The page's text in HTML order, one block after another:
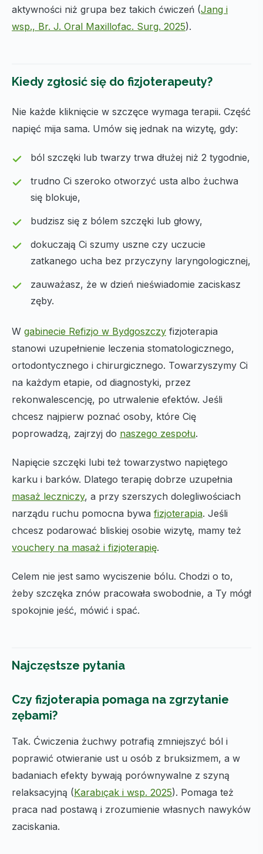
aktywności niż grupa bez takich ćwiczeń (Jang i
wsp., Br. J. Oral Maxillofac. Surg. 2025).
Kiedy zgłosić się do fizjoterapeuty?
Nie każde kliknięcie w szczęce wymaga terapii. Część
napięć mija sama. Umów się jednak na wizytę, gdy:
ból szczęki lub twarzy trwa dłużej niż 2 tygodnie,
trudno Ci szeroko otworzyć usta albo żuchwa
się blokuje,
budzisz się z bólem szczęki lub głowy,
dokuczają Ci szumy uszne czy uczucie
zatkanego ucha bez przyczyny laryngologicznej,
zauważasz, że w dzień nieświadomie zaciskasz
zęby.
W gabinecie Refizjo w Bydgoszczy fizjoterapia
stanowi uzupełnienie leczenia stomatologicznego,
ortodontycznego i chirurgicznego. Towarzyszymy Ci
na każdym etapie, od diagnostyki, przez
rekonwalescencję, po utrwalenie efektów. Jeśli
chcesz najpierw poznać osoby, które Cię
poprowadzą, zajrzyj do naszego zespołu.
Napięcie szczęki lubi też towarzystwo napiętego
karku i barków. Dlatego terapię dobrze uzupełnia
masaż leczniczy, a przy szerszych dolegliwościach
narządu ruchu pomocna bywa fizjoterapia. Jeśli
chcesz podarować bliskiej osobie wizytę, mamy też
vouchery na masaż i fizjoterapię.
Celem nie jest samo wyciszenie bólu. Chodzi o to,
żeby szczęka znów pracowała swobodnie, a Ty mógł
spokojnie jeść, mówić i spać.
Najczęstsze pytania
Czy fizjoterapia pomaga na zgrzytanie
zębami?
Tak. Ćwiczenia żuchwy potrafią zmniejszyć ból i
poprawić otwieranie ust u osób z bruksizmem, a w
badaniach efekty bywają porównywalne z szyną
relaksacyjną (Karabıçak i wsp. 2025). Pomaga też
praca nad postawą i zrozumienie własnych nawyków
zaciskania.